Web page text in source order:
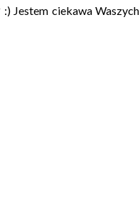
Jestem ciekawa Waszych